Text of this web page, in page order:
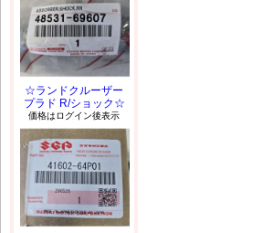
☆ランドクルーザー
プラド R/ショック☆
価格はログイン後表示